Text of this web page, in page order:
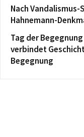
Nach
Hahnemann-
Tag der
verbindet
Begegnung